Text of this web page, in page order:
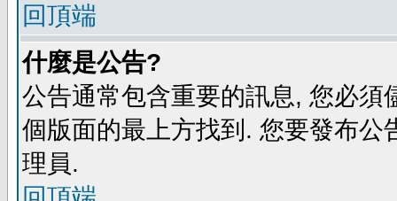
回頂端
什麼是公告?
公告通常包含重要的訊息, 您必
個版面的最上方找到. 您要發布
理員.